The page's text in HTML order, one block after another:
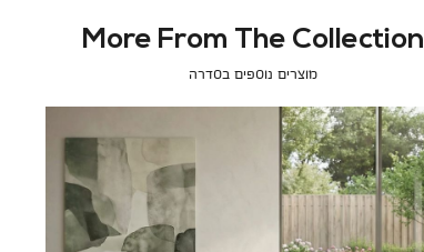
More From The Collection
מוצרים נוספים בסדרה